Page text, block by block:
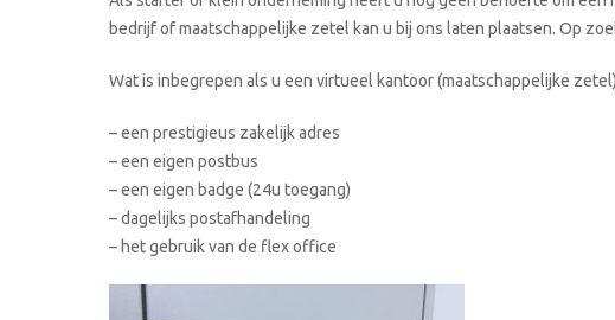
bedrijf of maatschappelijke zetel kan u bij ons laten plaatsen. Op
Wat is inbegrepen als u een virtueel kantoor (maatschappelijke
– een prestigieus zakelijk adres
– een eigen postbus
– een eigen badge (24u toegang)
– dagelijks postafhandeling
– het gebruik van de flex office